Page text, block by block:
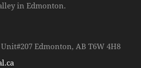
in Edmonton.
Edmonton, AB T6W 4H8